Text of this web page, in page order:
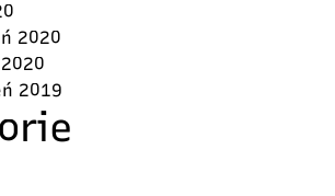
2020
2019